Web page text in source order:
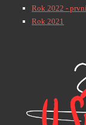
Rok 2022 -
Rok 2021